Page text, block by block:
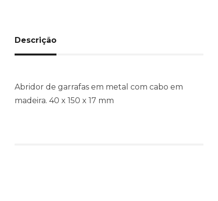
Descrição
Abridor de garrafas em metal com cabo em
madeira. 40 x 150 x 17 mm